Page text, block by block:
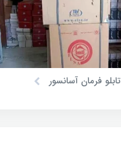
تابلو فرمان آسانسور